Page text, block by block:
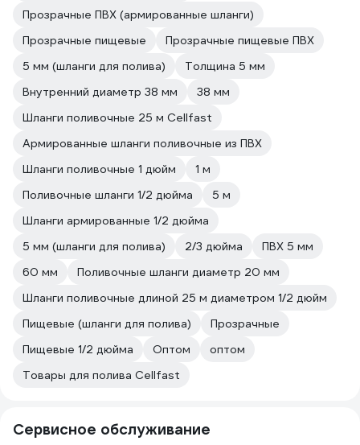
Прозрачные ПВХ (армированные шланги)
Прозрачные пищевые
Прозрачные пищевые ПВХ
5 мм (шланги для полива)
Толщина 5 мм
Внутренний диаметр 38 мм
38 мм
Шланги поливочные 25 м Cellfast
Армированные шланги поливочные из ПВХ
Шланги поливочные 1 дюйм
1 м
Поливочные шланги 1/2 дюйма
5 м
Шланги армированные 1/2 дюйма
5 мм (шланги для полива)
2/3 дюйма
ПВХ 5 мм
60 мм
Поливочные шланги диаметр 20 мм
Шланги поливочные длиной 25 м диаметром 1/2 дюйм
Пищевые (шланги для полива)
Прозрачные
Пищевые 1/2 дюйма
Оптом
оптом
Товары для полива Cellfast
Сервисное обслуживание